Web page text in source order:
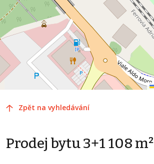
Zpět na vyhledávání
Prodej bytu 3+1 108 m²